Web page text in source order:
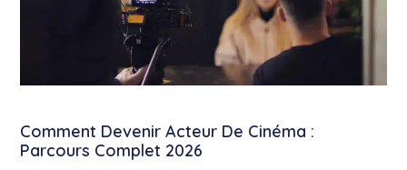
Comment Devenir Acteur De Cinéma :
Parcours Complet 2026